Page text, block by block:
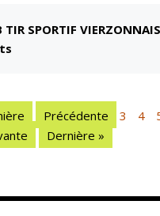
local
de
TIR SPORTIF VIERZONNAIS
Précédente 3 4
Dernière »